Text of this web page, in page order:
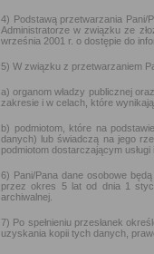
4) Podstawą przetwarzania Pani/
Administratorze w związku ze
września 2001 r. o dostępie do
5) W związku z przetwarzaniem
a) organom władzy publicznej
zakresie i w celach, które
b) podmiotom, które na
danych) lub świadczą na jego
podmiotom dostarczającym
6) Pani/Pana dane osobowe
przez okres 5 lat od dnia 1
archiwalnej.
7) Po spełnieniu przesłanek
uzyskania kopii tych danych,